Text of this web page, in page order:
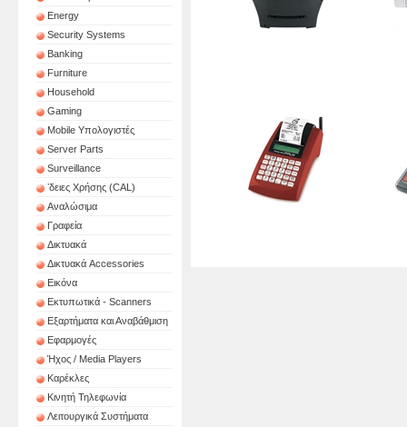
Energy
Security Systems
Banking
Furniture
Household
Gaming
Mobile Υπολογιστές
Server Parts
Surveillance
ʼδειες Χρήσης (CAL)
Αναλώσιμα
Γραφεία
Δικτυακά
Δικτυακά Accessories
Εικόνα
Εκτυπωτικά - Scanners
Εξαρτήματα και Αναβάθμιση
Εφαρμογές
Ήχος / Media Players
Καρέκλες
Κινητή Τηλεφωνία
Λειτουργικά Συστήματα